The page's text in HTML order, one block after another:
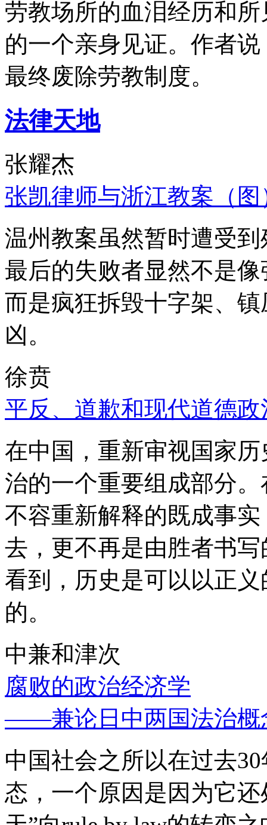
劳教场所的血泪经历和
的一个亲身见证。作者
最终废除劳教制度。
法律天地
张耀杰
张凯律师与浙江教案（图
温州教案虽然暂时遭受
最后的失败者显然不是
而是疯狂拆毁十字架、
凶。
徐贲
平反、道歉和现代道德政
在中国，重新审视国家
治的一个重要组成部分
不容重新解释的既成事
去，更不再是由胜者书
看到，历史是可以以正
的。
中兼和津次
腐败的政治经济学
——兼论日中两国法治概
中国社会之所以在过去
态，一个原因是因为它